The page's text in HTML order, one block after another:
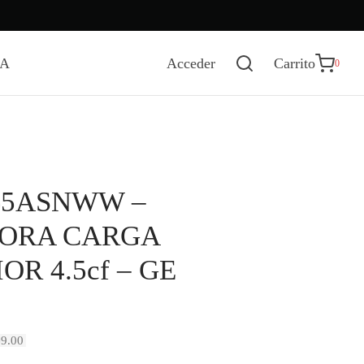
Acceder Carrito 0
–
CARGA
4.5cf – GE
Carrito
Actualizando…
Seguir comprando